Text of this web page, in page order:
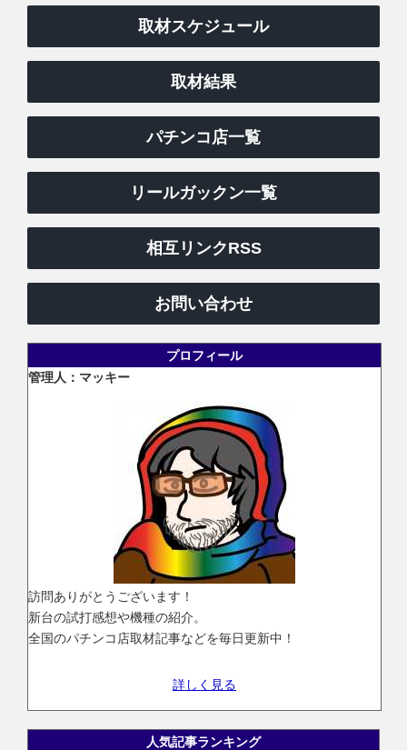
取材スケジュール
取材結果
パチンコ店一覧
リールガックン一覧
相互リンクRSS
お問い合わせ
プロフィール
管理人：マッキー
訪問ありがとうございます！
新台の試打感想や機種の紹介。
全国のパチンコ店取材記事などを毎日更新中！
詳しく見る
人気記事ランキング